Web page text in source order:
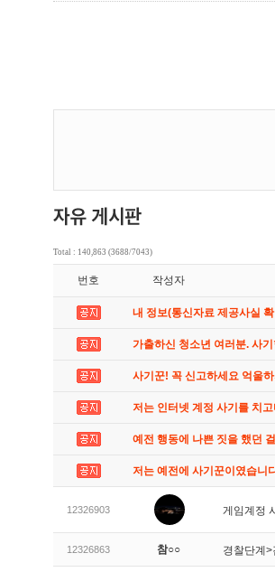
Total : 140,863 (3688/7043)
번호 작성자
내 정보(통신자료 제공사실
가출하신 청소년 여러분. 사
사기꾼! 꼭 신고하세요 억울
저는 인터넷 계정 사기를 치
예전 행동에 나쁜 짓을 했던
저는 예전에 사기꾼이였습니
12326903 게임계정
12326863 참○○ 경찰단계